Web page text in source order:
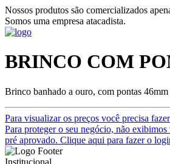
Nossos produtos são comercializados
Somos uma empresa atacadista.
BRINCO COM
Brinco banhado a ouro, com pontas 46mm
Para visualizar os preços você precisa
Para proteger o seu negócio, não exibimos
pré aprovado. Clique aqui para fazer o
Institucional